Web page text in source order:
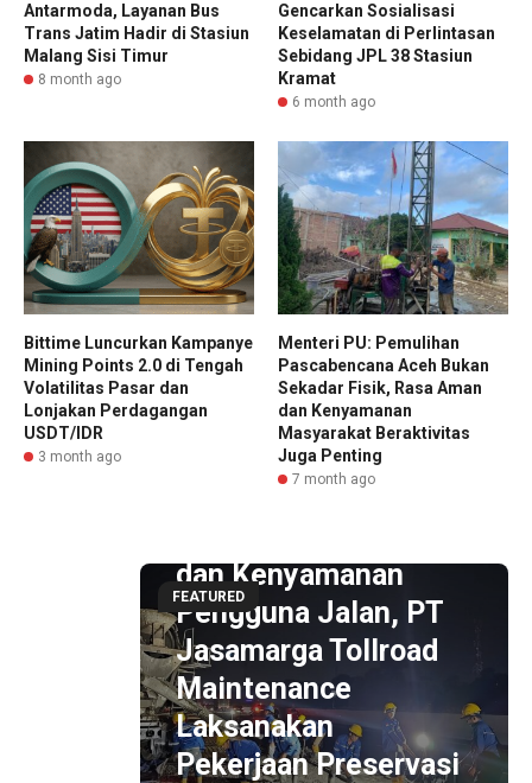
Antarmoda, Layanan Bus
Trans Jatim Hadir di Stasiun
Malang Sisi Timur
8 month ago
Gencarkan Sosialisasi
Keselamatan di Perlintasan
Sebidang JPL 38 Stasiun
Kramat
6 month ago
Bittime Luncurkan Kampanye
Mining Points 2.0 di Tengah
Volatilitas Pasar dan
Lonjakan Perdagangan
USDT/IDR
3 month ago
Menteri PU: Pemulihan
Pascabencana Aceh Bukan
Sekadar Fisik, Rasa Aman
dan Kenyamanan
Masyarakat Beraktivitas
Juga Penting
7 month ago
FEATURED
dan Kenyamanan
Pengguna Jalan, PT
Jasamarga Tollroad
Maintenance
Laksanakan
Pekerjaan Preservasi
1 hour ago
Arah Harga Emas
(XAUUSD) Hari Ini
Terungkap, Dupoin